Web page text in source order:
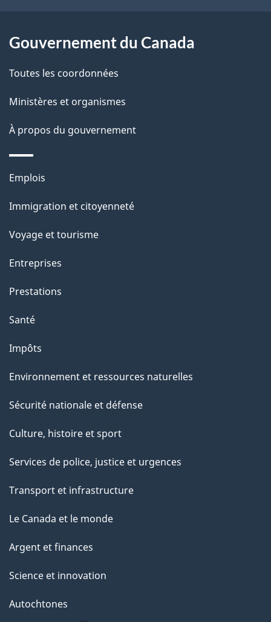
d
e
p
a
site
Gouvernement du Canada
Toutes les coordonnées
Ministères et organismes
À propos du gouvernement
Thèmes
sujets
Emplois
Immigration et citoyenneté
Voyage et tourisme
Entreprises
Prestations
Santé
Impôts
Environnement et ressources naturelles
Sécurité nationale et défense
Culture, histoire et sport
Services de police, justice et urgences
Transport et infrastructure
Le Canada et le monde
Argent et finances
Science et innovation
Autochtones